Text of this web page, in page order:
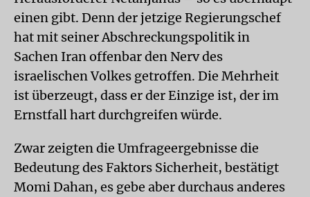
einen gibt. Denn der jetzige Regierungschef
hat mit seiner Abschreckungspolitik in
Sachen Iran offenbar den Nerv des
israelischen Volkes getroffen. Die Mehrheit
ist überzeugt, dass er der Einzige ist, der im
Ernstfall hart durchgreifen würde.
Zwar zeigten die Umfrageergebnisse die
Bedeutung des Faktors Sicherheit, bestätigt
Momi Dahan, es gebe aber durchaus anderes